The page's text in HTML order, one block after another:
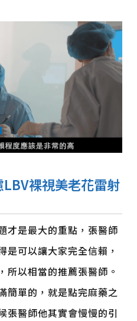
LBV裸視美老花雷射
才是最大的重點，張醫師
是可以讓大家完全信賴，
所以相當的推薦張醫師。
簡單的，就是點完麻藥之
張醫師他其實會慢慢的引